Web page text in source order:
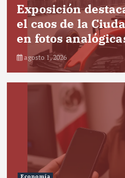
Exposición
el caos de la
en fotos
agosto 1, 2026
Economía